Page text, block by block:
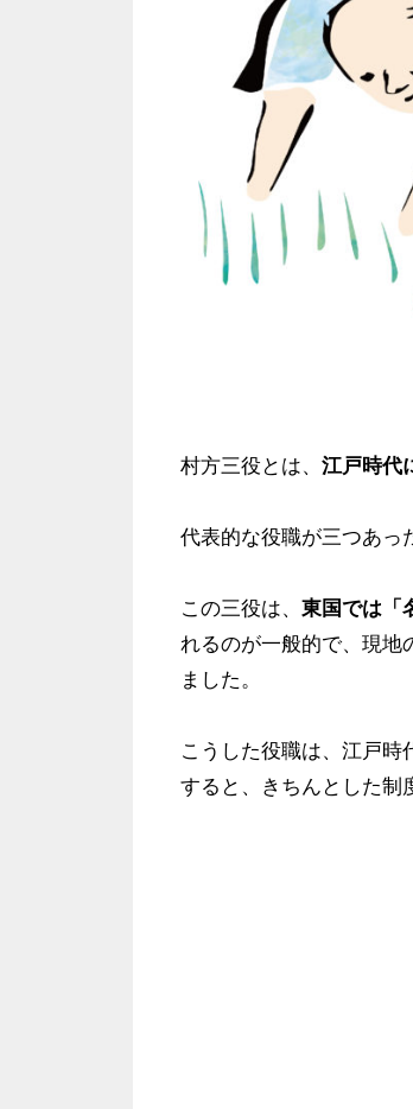
村方三役とは、 江戸時代
代表的な役職が三つあっ
この三役は、 東国では「
れるのが一般的で、現地
ました。
こうした役職は、江戸時
すると、きちんとした制